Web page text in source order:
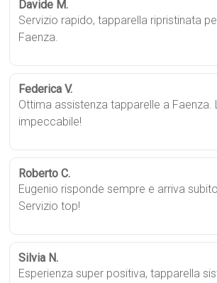
Davide M.
Servizio rapido, tapparella ripristinata
Faenza.
Federica V.
Ottima assistenza tapparelle a Faenza.
impeccabile!
Roberto C.
Eugenio risponde sempre e arriva
Servizio top!
Silvia N.
Esperienza super positiva, tapparella